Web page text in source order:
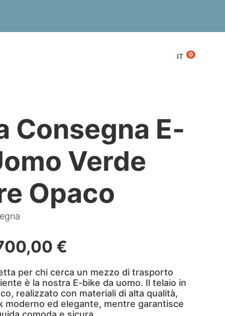
IT 0
Consegna E-
Verde
Opaco
€
per chi cerca un mezzo di trasporto
è la nostra E-bike da uomo. Il telaio in
realizzato con materiali di alta qualità,
moderno ed elegante, mentre garantisce